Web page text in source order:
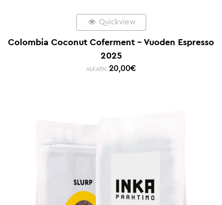
Quickview
Colombia Coconut Coferment – Vuoden Espresso
2025
ALKAEN: 20,00€